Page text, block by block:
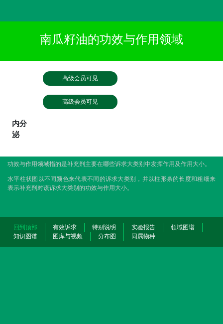
南瓜籽油的功效与作用领域
高级会员可见
高级会员可见
内分
泌
功效与作用领域指的是补充剂主要在哪些诉求大类别中发挥作用及作用大小。
水平柱状图以不同颜色来代表不同的诉求大类别，并以柱形条的长度和粗细来
表示补充剂对该诉求大类别的功效与作用大小。
回到顶部 有效诉求 特别说明 实验报告
领域图谱
知识图谱
图库与视频 分布图 同属物种